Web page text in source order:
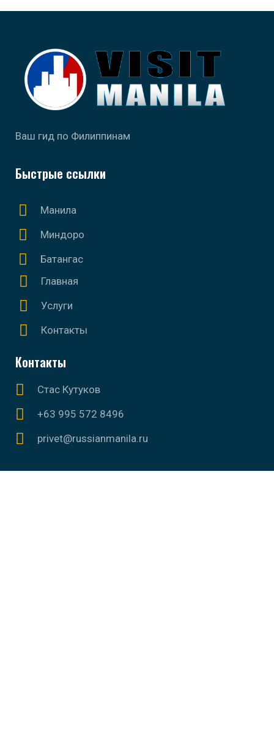
Ваш гид по Филиппинам
Быстрые ссылки
Манила
Миндоро
Батангас
Главная
Услуги
Контакты
Контакты
Стас Кутуков
+63 995 572 8496
privet@russianmanila.ru